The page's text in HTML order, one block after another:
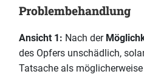
Problembehandlung
Ansicht 1: Nach der
des Opfers unschädlich,
Tatsache als